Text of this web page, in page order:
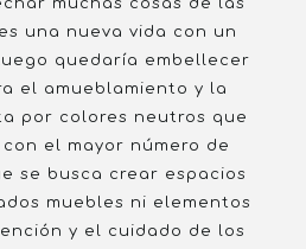
una nueva vida con un
quedaría embellecer
por colores neutros que
el mayor número de
se busca crear espacios
muebles ni elementos
y el cuidado de los